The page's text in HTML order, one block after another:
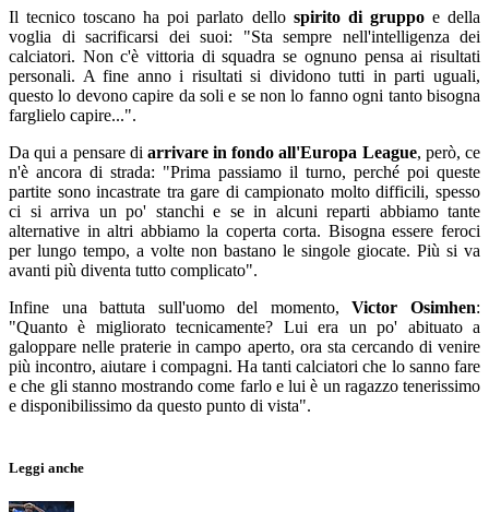
Il tecnico toscano ha poi parlato dello spirito di gruppoe della
voglia di sacrificarsi dei suoi: "Sta sempre nell'intelligenza dei
calciatori. Non c'è vittoria di squadra se ognuno pensa ai risultati
personali. A fine anno i risultati si dividono tutti in parti uguali,
questo lo devono capire da soli e se non lo fanno ogni tanto bisogna
farglielo capire...".
Da qui a pensare di arrivare in fondo all'Europa League, però, ce
n'è ancora di strada: "Prima passiamo il turno, perché poi queste
partite sono incastrate tra gare di campionato molto difficili, spesso
ci si arriva un po' stanchi e se in alcuni reparti abbiamo tante
alternative in altri abbiamo la coperta corta. Bisogna essere feroci
per lungo tempo, a volte non bastano le singole giocate. Più si va
avanti più diventa tutto complicato".
Infine una battuta sull'uomo del momento,Victor Osimhen:
"Quanto è migliorato tecnicamente? Lui era un po' abituato a
galoppare nelle praterie in campo aperto, ora sta cercando di venire
più incontro, aiutare i compagni. Ha tanti calciatori che lo sanno fare
e che gli stanno mostrando come farlo e lui è un ragazzo tenerissimo
e disponibilissimo da questo punto di vista".
Leggi anche